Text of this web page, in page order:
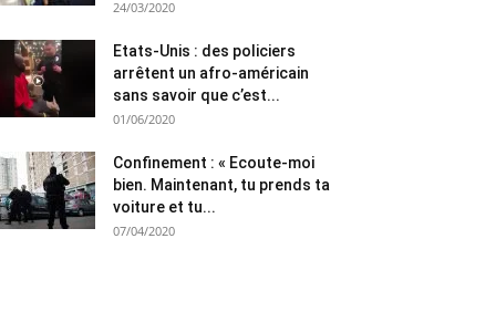
24/03/2020
Etats-Unis : des policiers
arrêtent un afro-américain
sans savoir que c’est...
01/06/2020
Confinement : « Ecoute-moi
bien. Maintenant, tu prends ta
voiture et tu...
07/04/2020